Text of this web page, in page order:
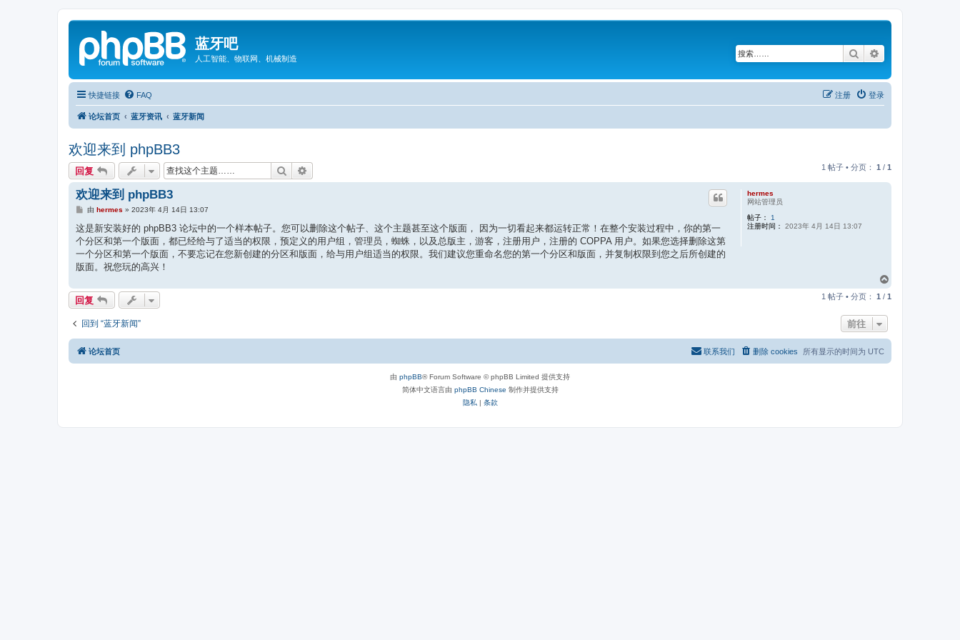
蓝牙吧
人工智能、物联网、机械制造 搜索
快捷链接 FAQ 登录
注册
论坛首页 蓝牙资讯 蓝牙新闻
欢迎来到 phpBB3
回复 搜索 1 帖子 • 分页： 1 / 1
hermes
网站管理员
帖子：
1
注册时间：
2023年 4月 14日 13:07
欢迎来到 phpBB3
帖
由 hermes » 2023年 4月 14日 13:07
这是新安装好的 phpBB3 论坛中的一个样本帖子。您可以删除这个帖子、这个主题甚至这个版面， 因为一切看起来都运转正常！在整个安装过程中，你的第一
个分区和第一个版面，都已经给与了适当的权限，预定义的用户组，管理员，蜘蛛，以及总版主，游客，注册用户，注册的 COPPA 用户。如果您选择删除这第
一个分区和第一个版面，不要忘记在您新创建的分区和版面，给与用户组适当的权限。我们建议您重命名您的第一个分区和版面，并复制权限到您之后所创建的
版面。祝您玩的高兴！
回复 1 帖子 • 分页： 1 / 1
回到 “蓝牙新闻” 前往
论坛首页 所有显示的时间为 UTC
删除 cookies
联系我们
由 phpBB® Forum Software © phpBB Limited 提供支持
简体中文语言由 phpBB Chinese 制作并提供支持
隐私 | 条款